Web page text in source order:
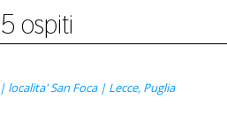
ospiti
San Foca | Lecce, Puglia